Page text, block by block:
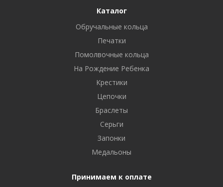
Каталог
Обручальные кольца
Печатки
Помолвочные кольца
На Рождение Ребенка
Крестики
Цепочки
Браслеты
Серьги
Запонки
Медальоны
Принимаем к оплате